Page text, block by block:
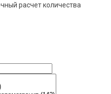
расчет количества